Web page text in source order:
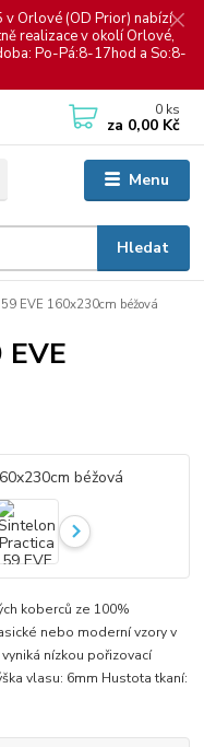
v Orlové (OD Prior) nabízí
realizace v okolí Orlové,
Po-Pá:8-17hod a So:8-
Menu
Hledat
0 ks
za 0,00 Kč
EVE 160x230cm béžová
koberců ze 100%
nebo moderní vzory v
nízkou pořizovací
vlasu: 6mm Hustota tkaní: